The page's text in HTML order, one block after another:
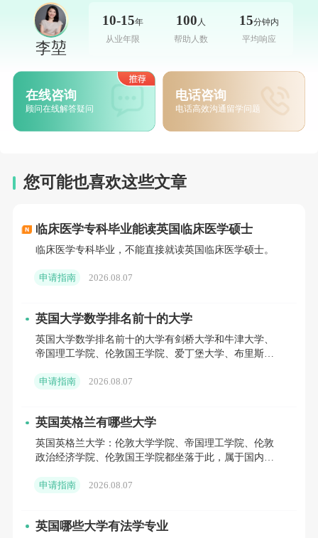
2. 推荐信：
学术推荐人强调学习能力
实习主管评价商业敏感度
避免纯专业内容推荐
四、院校选择策略
一：华威Business with...
三：纽卡斯尔International Business
布里斯托大学Management (Entrepreneurship)
谢菲尔德大学Creative and Cultural Industries
五、语言准备要点
统计软件基础（Excel+SPSS）
数学课程成绩
雅思6.5-7.0（写作6.0+）
李堃
10-15年
从业年限
100 人
帮助人数
15分钟内
平均响应
在线咨询
顾问在线解答疑问
电话咨询
电话高效沟通留学问题
您可能也喜欢这些文章
临床医学专科毕业能读英国临床医学硕士
临床医学专科毕业，不能直接就读英国临床医学硕士。
申请指南 2026.08.07
英国大学数学排名前十的大学
英国大学数学排名前十的大学有剑桥大学和牛津大学、
帝国理工学院、伦敦国王学院、爱丁堡大学、布里斯托
申请指南 2026.08.07
英国英格兰有哪些大学
英国英格兰大学：伦敦大学学院、帝国理工学院、伦敦
政治经济学院、伦敦国王学院都坐落于此，属于国内申
女王大学、伦敦大
申请指南 2026.08.07
英国哪些大学有法学专业